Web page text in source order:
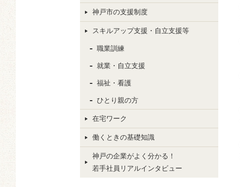
神戸市の支援制度
スキルアップ支援・自立支援等
職業訓練
就業・自立支援
福祉・看護
ひとり親の方
在宅ワーク
働くときの基礎知識
神戸の企業がよく分かる！
若手社員リアルインタビュー